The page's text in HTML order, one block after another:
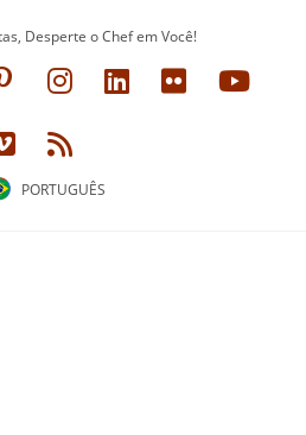
Desperte o Chef em Você!
PORTUGUÊS